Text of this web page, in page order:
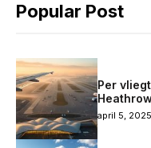
Popular Post
Per
april 5, 2025